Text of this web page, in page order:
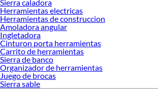
Sierra caladora
Herramientas electricas
Herramientas de construccion
Amoladora angular
Ingletadora
Cinturon porta herramientas
Carrito de herramientas
Sierra de banco
Organizador de herramientas
Juego de brocas
Sierra sable